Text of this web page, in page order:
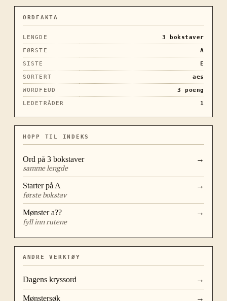
ORDFAKTA
LENGDE 3
bokstaver
FØRSTE
A
SISTE
E
SORTERT
aes
WORDFEUD
3
poeng
LEDETRÅDER
1
HOPP TIL INDEKS
Ord på 3 bokstaver
samme lengde
→
Starter påA
første bokstav
→
Mønstera??
fyll inn rutene
→
ANDRE VERKTØY
Dagens kryssord →
Mønstersøk →